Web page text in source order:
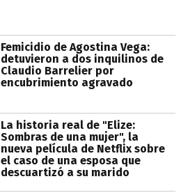
Femicidio de Agostina Vega:
detuvieron a dos inquilinos de
Claudio Barrelier por
encubrimiento agravado
La historia real de "Elize:
Sombras de una mujer", la
nueva película de Netflix sobre
el caso de una esposa que
descuartizó a su marido